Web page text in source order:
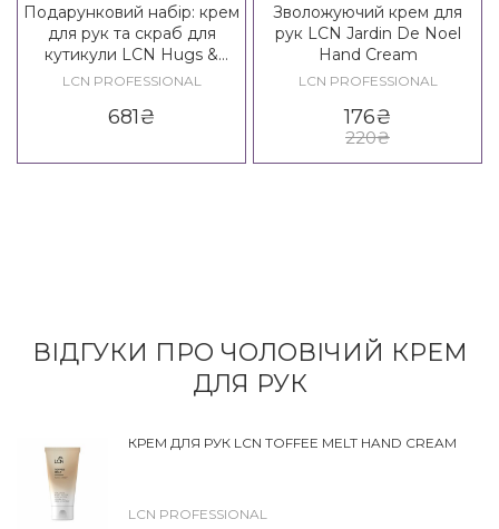
Подарунковий набір: крем
для рук та скраб для
кутикули LCN Hugs &
Kisses Set
LCN PROFESSIONAL
681₴
Зволожуючий крем для
рук LCN Jardin De Noel
Hand Cream
LCN PROFESSIONAL
176₴
220₴
ВІДГУКИ ПРО ЧОЛОВІЧИЙ КРЕМ
ДЛЯ РУК
КРЕМ ДЛЯ РУК LCN TOFFEE MELT HAND CREAM
LCN PROFESSIONAL